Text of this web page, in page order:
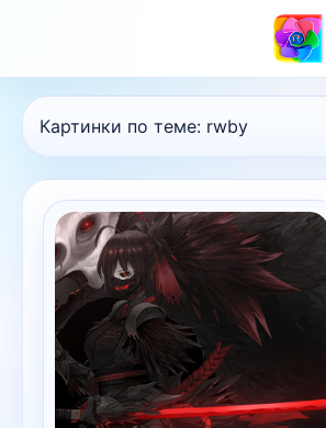
Картинки по теме: rwby